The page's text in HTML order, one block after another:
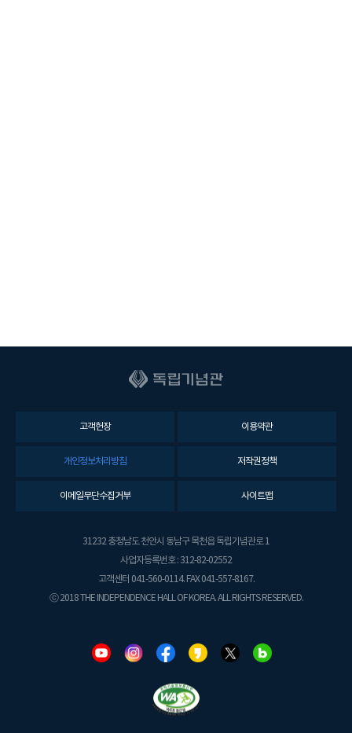
고객헌장 이용약관
개인정보처리방침 저작권정책
이메일무단수집거부 사이트맵
31232 충청남도 천안시 동남구 목천읍 독립기념관로 1
사업자등록번호 : 312-82-02552
고객센터 041-560-0114. FAX 041-557-8167.
ⓒ 2018 THE INDEPENDENCE HALL OF KOREA. ALL RIGHTS RESERVED.